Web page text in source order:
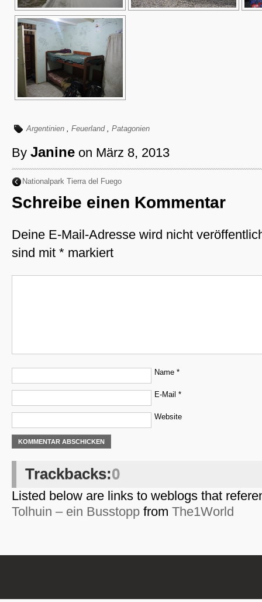
Argentinien , Feuerland, Patagonien
By Janine on März 8, 2013
Nationalpark Tierra del Fuego
Schreibe einen Kommentar
Deine E-Mail-Adresse wird nicht
sind mit * markiert
Name *
E-Mail *
Website
Trackbacks:0
Listed below are links to weblogs that
Tolhuin – ein Busstopp from The1World